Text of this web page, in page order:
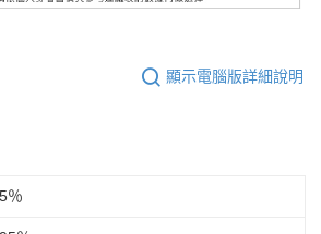
顯示電腦版詳細說明
5％